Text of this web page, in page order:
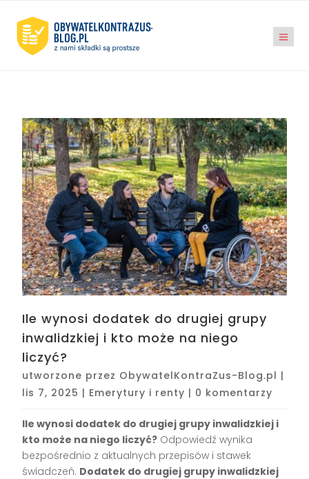
Ile wynosi dodatek do drugiej grupy
inwalidzkiej i kto może na niego
liczyć?
utworzone przez ObywatelKontraZus-Blog.pl |
lis 7, 2025 | Emerytury i renty | 0 komentarzy
Ile wynosi dodatek do drugiej grupy inwalidzkiej i
kto może na niego liczyć? Odpowiedź wynika
bezpośrednio z aktualnych przepisów i stawek
świadczeń. Dodatek do drugiej grupy inwalidzkiej